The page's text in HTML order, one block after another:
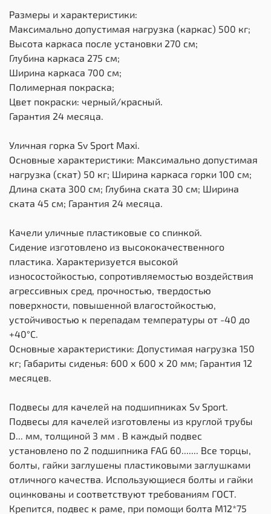
Размеры и характеристики:
Максимально допустимая нагрузка (каркас) 500 кг;
Высота каркаса после установки 270 см;
Глубина каркаса 275 см;
Ширина каркаса 700 см;
Полимерная покраска;
Цвет покраски: черный/красный.
Гарантия 24 месяца.
Уличная горка Sv Sport Maxi.
Основные характеристики: Максимально допустимая
нагрузка (скат) 50 кг; Ширина каркаса горки 100 см;
Длина ската 300 см; Глубина ската 30 см; Ширина
ската 45 см; Гарантия 24 месяца.
Качели уличные пластиковые со спинкой.
Сидение изготовлено из высококачественного
пластика. Характеризуется высокой
износостойкостью, сопротивляемостью воздействия
агрессивных сред, прочностью, твердостью
поверхности, повышенной влагостойкостью,
устойчивостью к перепадам температуры от -40 до
+40°С.
Основные характеристики: Допустимая нагрузка 150
кг; Габариты сиденья: 600 х 600 х 20 мм; Гарантия 12
месяцев.
Подвесы для качелей на подшипниках Sv Sport.
Подвесы для качелей изготовлены из круглой трубы
D... мм, толщиной 3 мм . В каждый подвес
установлено по 2 подшипника FAG 60....... Все торцы,
болты, гайки заглушены пластиковыми заглушками
отличного качества. Использующиеся болты и гайки
оцинкованы и соответствуют требованиям ГОСТ.
Крепится, подвес к раме, при помощи болта М12*75